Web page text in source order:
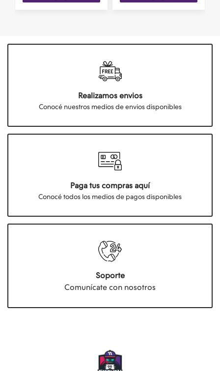
Realizamos envios
Conocé nuestros medios de envios disponibles
Paga tus compras aquí
Conocé todos los medios de pagos disponibles
Soporte
Comunícate con nosotros